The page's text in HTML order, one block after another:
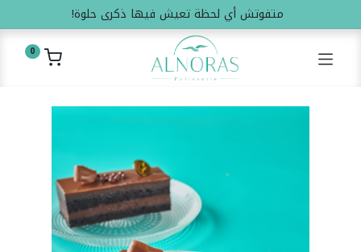
متفوتش أي لحظة تعيش فيها ذكرى حلوة!
0